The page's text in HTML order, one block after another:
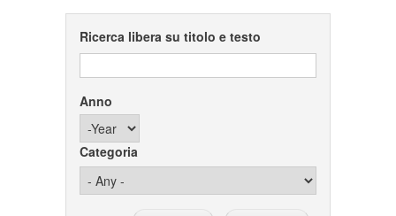
Ricerca libera su titolo e testo
Anno
Year
Categoria